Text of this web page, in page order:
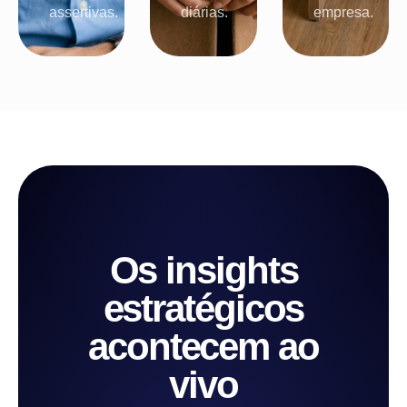
assertivas.
diárias.
empresa.
Os insights
estratégicos
acontecem ao
vivo